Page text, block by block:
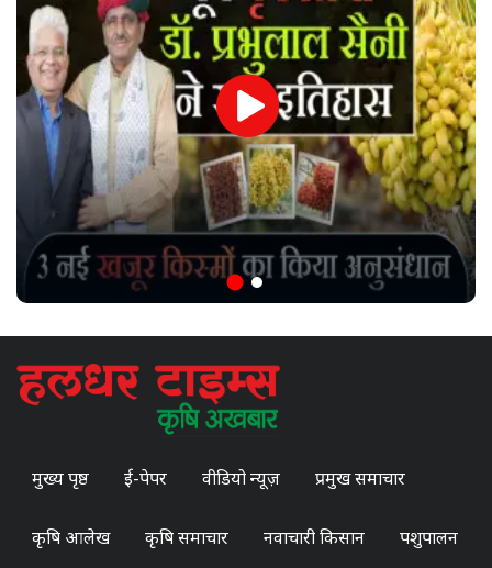
मुख्य पृष्ठ ई-पेपर वीडियो न्यूज़ प्रमुख समाचार
कृषि आलेख कृषि समाचार नवाचारी किसान पशुपालन